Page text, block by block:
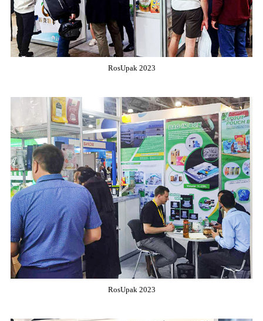
RosUpak 2023
RosUpak 2023